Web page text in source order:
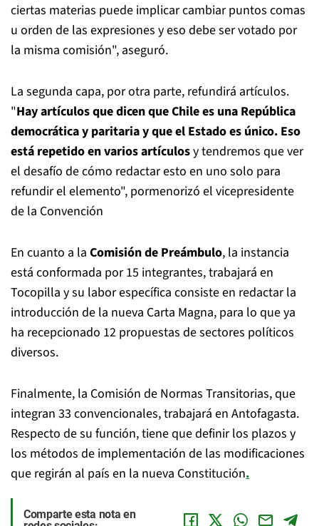
ciertas materias puede implicar cambiar puntos comas
u orden de las expresiones y eso debe ser votado por
la misma comisión", aseguró.
La segunda capa, por otra parte, refundirá artículos.
"Hay artículos que dicen que Chile es una República
democrática y paritaria y que el Estado es único. Eso
está repetido en varios artículosy tendremos que ver
el desafío de cómo redactar esto en uno solo para
refundir el elemento", pormenorizó el vicepresidente
de la Convención
En cuanto a la Comisión de Preámbulo, la instancia
está conformada por 15 integrantes, trabajará en
Tocopilla y su labor específica consiste en redactar la
introducción de la nueva Carta Magna, para lo que ya
ha recepcionado 12 propuestas de sectores políticos
diversos.
Finalmente, la Comisión de Normas Transitorias, que
integran 33 convencionales, trabajará en Antofagasta.
Respecto de su función, tiene que definir los plazos y
los métodos de implementación de las modificaciones
que regirán al país en la nueva Constitución.
Comparte esta nota en